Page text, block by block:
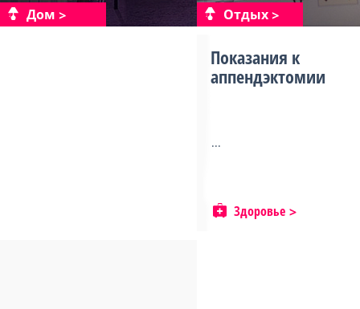
Дом Отдых
Показания к
аппендэктомии
...
Здоровье